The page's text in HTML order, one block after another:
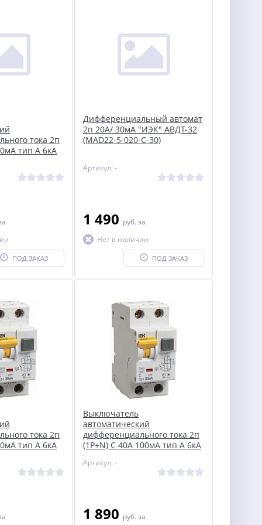
тока 2п
тип A 6кА
ПОД ЗАКАЗ
Дифференциальный автомат
2п 20А/ 30мА "ИЭК" АВДТ-32
(MAD22-5-020-C-30)
Артикул: -
1 490 руб. за
Нет в наличии
ПОД ЗАКАЗ
тока 2п
тип A 6кА
Выключатель
автоматический
дифференциального тока 2п
(1P+N) C 40А 100мА тип A 6кА
100
Артикул: -
1 890 руб. за